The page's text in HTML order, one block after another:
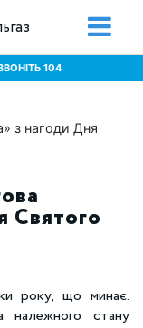
104
Святого
року, що минає.
належного стану